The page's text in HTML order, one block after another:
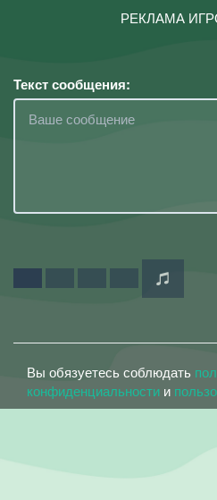
РЕКЛАМА
Текст сообщения:
Вы обязуетесь соблюдать
конфиденциальности и